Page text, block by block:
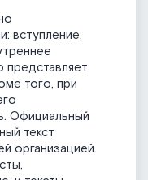
вступление,
того, при
Официальный
текст
организацией.